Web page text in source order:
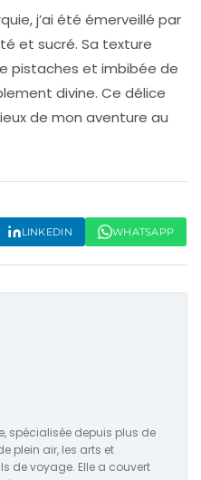
j’ai été émerveillé par
et sucré. Sa texture
pistaches et imbibée de
divine. Ce délice
de mon aventure au
LINKEDIN WHATSAPP
spécialisée depuis plus de
plein air, les arts et
de voyage. Elle a couvert